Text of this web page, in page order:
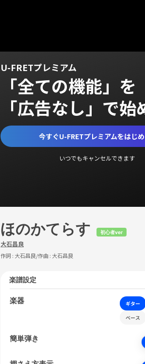
U-FRETプレミアム
「全ての機能」を
「広告なし」で始
今すぐU-FRETプレミアムをはじ
いつでもキャンセルできます
ほのかてらす 初心者ver
大石昌良
作詞 : 大石昌良/作曲 : 大石昌良
楽譜設定
楽器 ギター
ベース
簡単弾き